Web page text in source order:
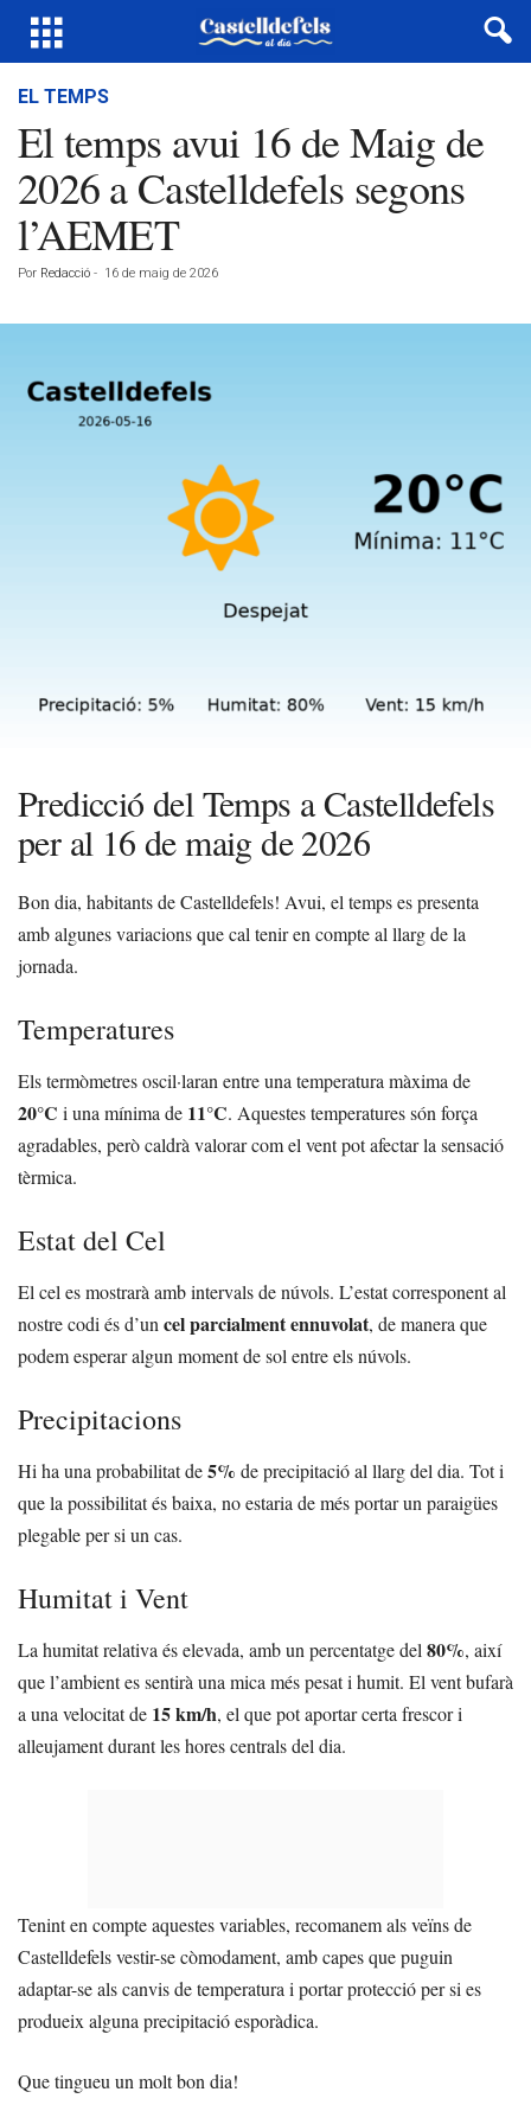
EL TEMPS
El temps avui 16 de Maig de
2026 a Castelldefels segons
l’AEMET
Por Redacció - 16 de maig de 2026
Predicció del Temps a Castelldefels
per al 16 de maig de 2026
Bon dia, habitants de Castelldefels! Avui, el temps es presenta
amb algunes variacions que cal tenir en compte al llarg de la
jornada.
Temperatures
Els termòmetres oscil·laran entre una temperatura màxima de
20°C i una mínima de 11°C. Aquestes temperatures són força
agradables, però caldrà valorar com el vent pot afectar la sensació
tèrmica.
Estat del Cel
El cel es mostrarà amb intervals de núvols. L’estat corresponent al
nostre codi és d’uncel parcialment ennuvolat, de manera que
podem esperar algun moment de sol entre els núvols.
Precipitacions
Hi ha una probabilitat de5% de precipitació al llarg del dia. Tot i
que la possibilitat és baixa, no estaria de més portar un paraigües
plegable per si un cas.
Humitat i Vent
La humitat relativa és elevada, amb un percentatge del80%, així
que l’ambient es sentirà una mica més pesat i humit. El vent bufarà
a una velocitat de 15 km/h, el que pot aportar certa frescor i
alleujament durant les hores centrals del dia.
Tenint en compte aquestes variables, recomanem als veïns de
Castelldefels vestir-se còmodament, amb capes que puguin
adaptar-se als canvis de temperatura i portar protecció per si es
produeix alguna precipitació esporàdica.
Que tingueu un molt bon dia!